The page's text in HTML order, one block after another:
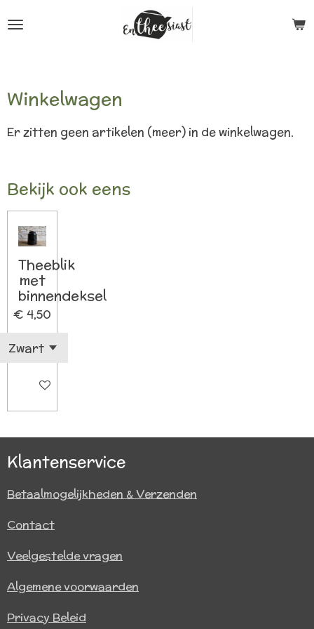
hoofdinhoud
Winkelwagen
Er zitten geen artikelen (meer) in de winkelwagen.
Bekijk ook eens
Theeblik
met
binnendeksel
€ 4,50
In winkelwagen
Klantenservice
Betaalmogelijkheden & Verzenden
Contact
Veelgestelde vragen
Algemene voorwaarden
Privacy Beleid